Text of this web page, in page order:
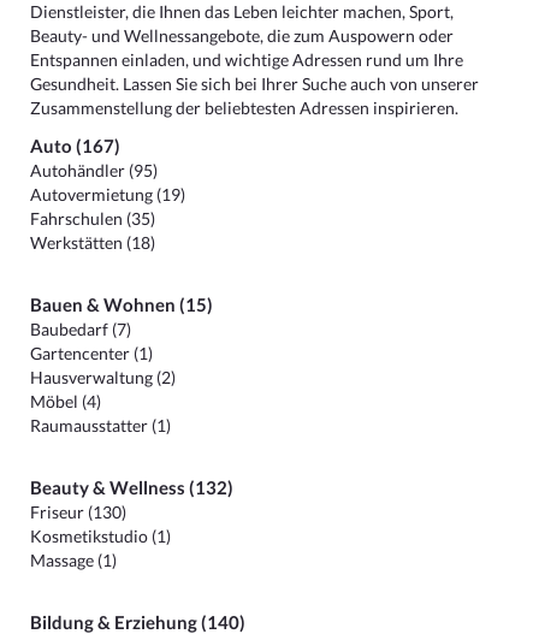
Dienstleister, die Ihnen das Leben leichter machen, Sport,
Beauty- und Wellnessangebote, die zum Auspowern oder
Entspannen einladen, und wichtige Adressen rund um Ihre
Gesundheit. Lassen Sie sich bei Ihrer Suche auch von unserer
Zusammenstellung der beliebtesten Adressen inspirieren.
Auto (167)
Autohändler (95)
Autovermietung (19)
Fahrschulen (35)
Werkstätten (18)
Bauen & Wohnen (15)
Baubedarf (7)
Gartencenter (1)
Hausverwaltung (2)
Möbel (4)
Raumausstatter (1)
Beauty & Wellness (132)
Friseur (130)
Kosmetikstudio (1)
Massage (1)
Bildung & Erziehung (140)